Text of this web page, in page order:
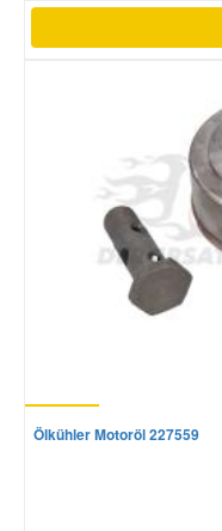
Ölkühler Motoröl 227559